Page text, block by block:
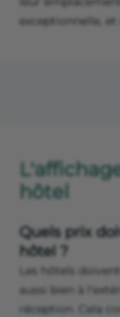
exceptionnelle, et
hôtel
Quels prix
hôtel ?
Les hôtels
aussi bien à
réception. Cela